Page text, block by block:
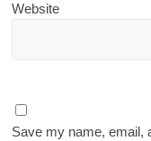
Website
Save my name, email,